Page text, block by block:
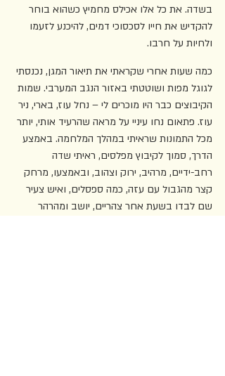
בשדה. את כל אלו אכילס מחמיץ כשהוא בוחר
להקדיש את חייו לסכסוכי דמים, להיכנע לזעמו
ולחיות על חרבו.
כמה שעות אחרי שקראתי את תיאור המגן, נכנסתי
לגוגל מפות ושוטטתי באזור הנגב המערבי. שמות
הקיבוצים כבר היו מוכרים לי – נחל עוז, בארי, ניר
עוז. פתאום נחו עיניי על מראה שהרעיד אותי, יותר
מכל התמונות שראיתי במהלך המלחמה. באמצע
הדרך, סמוך לקיבוץ מפלסים, ראיתי שדה
רחב-ידיים, מרהיב, ירוק וצהוב, ובאמצעו, מרחק
קצר מהגבול עם עזה, כמה ספסלים, ואיש צעיר
שם לבדו בשעת אחר צהריים, יושב ומהרהר